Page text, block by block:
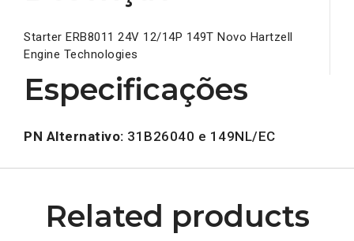
Starter ERB8011 24V 12/14P 149T Novo Hartzell
Engine Technologies
Especificações
PN Alternativo: 31B26040 e 149NL/EC
Related products